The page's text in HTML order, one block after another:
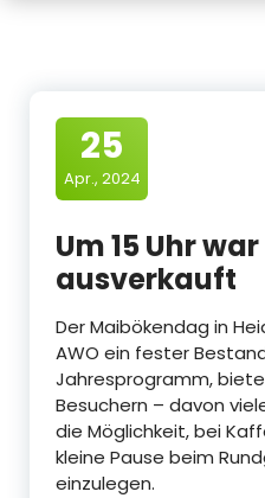
25
Apr., 2024
Um 15 Uhr
ausverkauft
Der Maibökendag in
AWO ein fester
Jahresprogramm,
Besuchern – davon
die Möglichkeit, bei
kleine Pause beim
einzulegen.